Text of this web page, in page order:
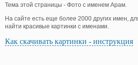
Тема этой страницы - Фото с именем Арам.
На сайте есть еще более 2000 других имен,
найти красивые картинки с именами.
Как скачивать картинки - инструкция